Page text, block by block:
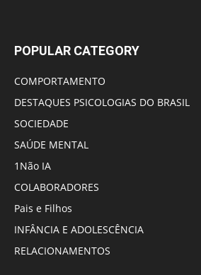
POPULAR CATEGORY
COMPORTAMENTO
DESTAQUES PSICOLOGIAS DO BRASIL
SOCIEDADE
SAÚDE MENTAL
1Não IA
COLABORADORES
Pais e Filhos
INFÂNCIA E ADOLESCÊNCIA
RELACIONAMENTOS